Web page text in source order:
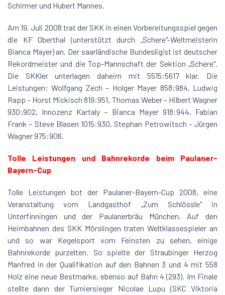
Schirmer und Hubert Mannes.
Am 19. Juli 2008 trat der SKK in einen Vorbereitungsspiel gegen
die KF Oberthal (unterstützt durch „Schere"-Weltmeisterin
Bianca Mayer) an. Der saarländische Bundesligist ist deutscher
Rekordmeister und die Top-Mannschaft der Sektion „Schere".
Die SKKler unterlagen daheim mit 5515:5617 klar. Die
Leistungen: Wolfgang Zech – Holger Mayer 858:984, Ludwig
Rapp – Horst Mickisch 819:951, Thomas Weber – Hilbert Wagner
930:902, Innozenz Kartaly – Bianca Mayer 918:944, Fabian
Frank – Steve Blasen 1015:930, Stephan Petrowitsch – Jürgen
Wagner 975:906.
Tolle Leistungen und Bahnrekorde beim Paulaner-
Bayern-Cup
Tolle Leistungen bot der Paulaner-Bayern-Cup 2008, eine
Veranstaltung vom Landgasthof „Zum Schlössle" in
Unterfinningen und der Paulanerbräu München. Auf den
Heimbahnen des SKK Mörslingen traten Weltklassespieler an
und so war Kegelsport vom Feinsten zu sehen, einige
Bahnrekorde purzelten. So spielte der Straubinger Herzog
Manfred in der Qualifikation auf den Bahnen 3 und 4 mit 558
Holz eine neue Bestmarke, ebenso auf Bahn 4 (293). Im Finale
stellte dann der Turniersieger Nicolae Lupu (SKC Viktoria